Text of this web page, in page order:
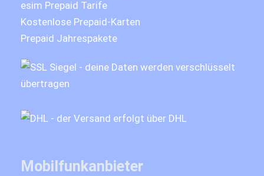
esim Prepaid Tarife
Kostenlose Prepaid-Karten
Prepaid Jahrespakete
Mobilfunkanbieter